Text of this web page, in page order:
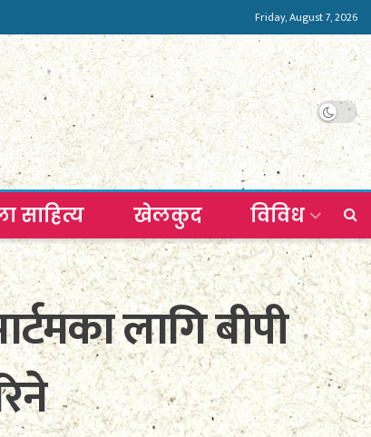
Friday, August 7, 2026
साहित्य खेलकुद विविध
लागि बीपी